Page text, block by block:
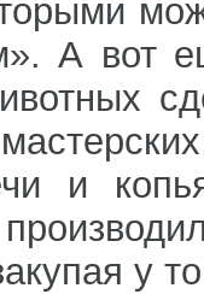
А вот
и
у